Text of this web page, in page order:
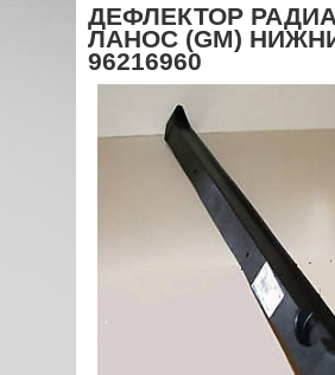
ДЕФЛЕКТОР
ЛАНОС (GM)
96216960